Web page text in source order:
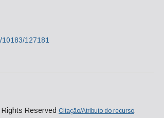
127181
Reserved Citação/Atributo do recurso.